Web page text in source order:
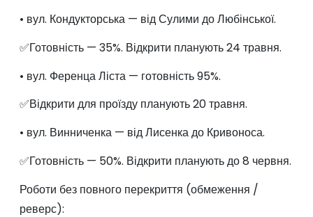
• вул. Кондукторська — від Сулими до Любінської.
✅Готовність — 35%. Відкрити планують 24 травня.
• вул. Ференца Ліста — готовність 95%.
✅Відкрити для проїзду планують 20 травня.
• вул. Винниченка — від Лисенка до Кривоноса.
✅Готовність — 50%. Відкрити планують до 8 червня.
Роботи без повного перекриття (обмеження /
реверс):